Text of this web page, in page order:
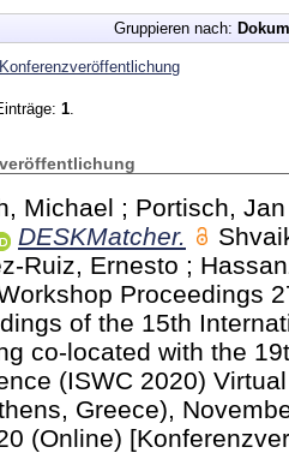
Gruppieren nach:
Konferenzveröffentlichung
1
Michael ; Portisch, Jan
DESKMatcher.
Ruiz, Ernesto ;
Proceedings
of the 15th
co-located with the
(ISWC 2020)
Greece),
(Online)